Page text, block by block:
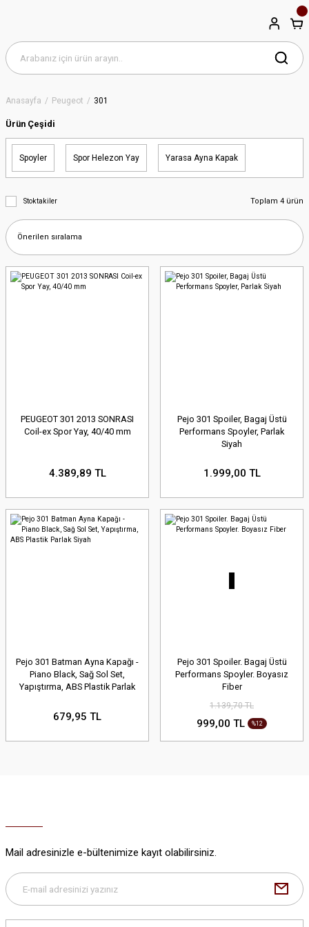
Anasayfa Peugeot 301
Ürün Çeşidi
Spoyler Spor Helezon Yay Yarasa Ayna Kapak
Stoktakiler Toplam 4 ürün
PEUGEOT 301 2013 SONRASI
Coil-ex Spor Yay, 40/40 mm
4.389,89 TL
Pejo 301 Spoiler, Bagaj Üstü
Performans Spoyler, Parlak
Siyah
1.999,00 TL
Pejo 301 Batman Ayna Kapağı -
Piano Black, Sağ Sol Set,
Yapıştırma, ABS Plastik Parlak
679,95 TL
Pejo 301 Spoiler. Bagaj Üstü
Performans Spoyler. Boyasız
Fiber
1.139,70 TL
999,00 TL %12
Mail adresinizle e-bültenimize kayıt olabilirsiniz.